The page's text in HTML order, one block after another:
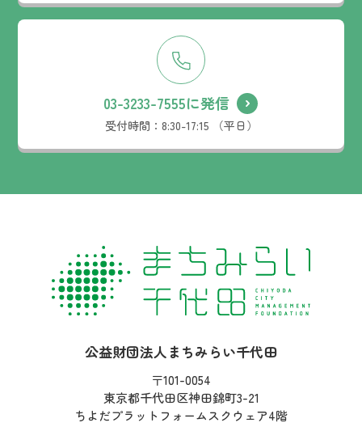
03-3233-7555に発信
受付時間： 8:30-17:15 （平日）
社名：
公益財団法人まちみらい千代田
住所：
〒101-0054
東京都千代田区神田錦町3-21
ちよだプラットフォームスクウェア4階